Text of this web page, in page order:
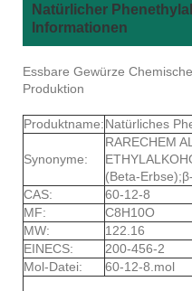
Natürlicher
Informationen
Essbare Gewürze
Produktion
Produktname:Natürliches
Synonyme:
RARECHEM
(Beta-
CAS:
60-12-8
MF:
C8H10O
MW:
122.16
EINECS:
200-456-2
Mol-Datei:
60-12-8.mol